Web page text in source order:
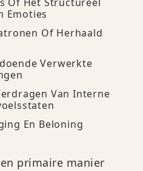
Emoties
Of Herhaald
Verwerkte
Van Interne
En Beloning
primaire manier